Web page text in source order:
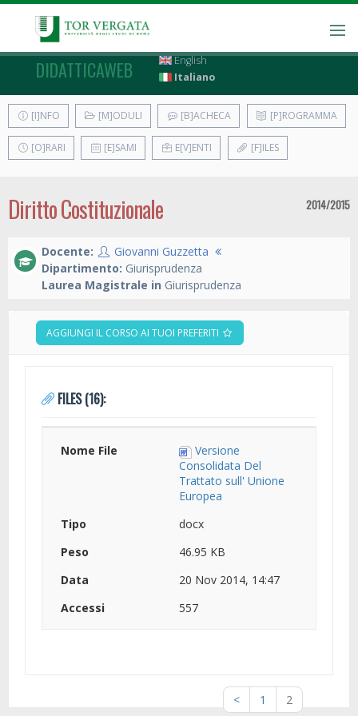
DIDATTICAWEB
English
Italiano
[I]NFO [M]ODULI [B]ACHECA [P]ROGRAMMA
[O]RARI [E]SAMI E[V]ENTI [F]ILES
Diritto Costituzionale 2014/2015
Docente:
Giovanni Guzzetta
Dipartimento: Giurisprudenza
Laurea Magistrale in Giurisprudenza
AGGIUNGI IL CORSO AI TUOI PREFERITI
FILES (16):
Versione
Consolidata Del
Trattato sull' Unione
Europea
docx
46.95 KB
20 Nov 2014, 14:47
557
< 1 2